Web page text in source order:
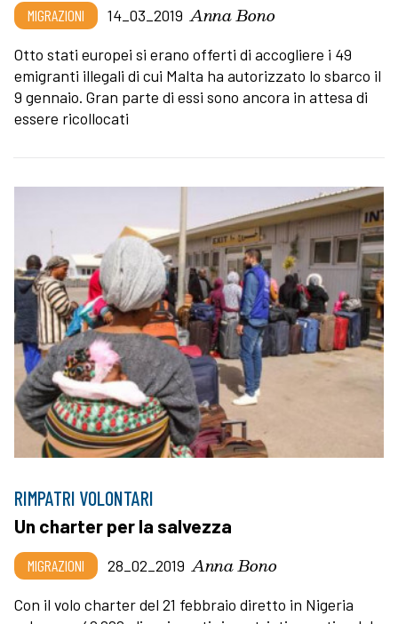
MIGRAZIONI 14_03_2019 Anna Bono
Otto stati europei si erano offerti di accogliere i 49
emigranti illegali di cui Malta ha autorizzato lo sbarco il
9 gennaio. Gran parte di essi sono ancora in attesa di
essere ricollocati
RIMPATRI VOLONTARI
Un charter per la salvezza
MIGRAZIONI 28_02_2019 Anna Bono
Con il volo charter del 21 febbraio diretto in Nigeria